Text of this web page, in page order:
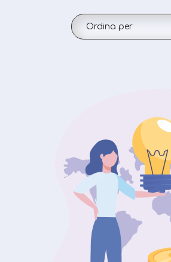
Ordina per